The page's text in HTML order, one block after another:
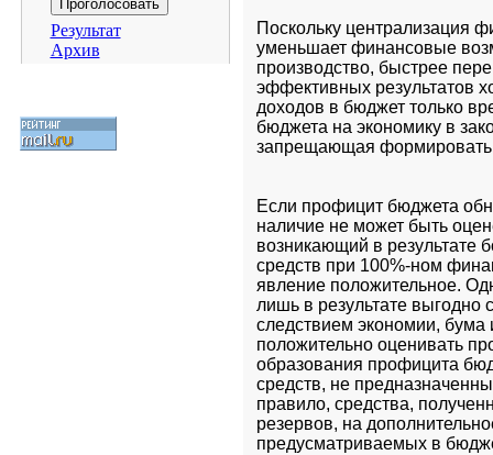
Результат
Архив
Поскольку централизация
уменьшает финансовые
производство, быстрее
эффективных результатов
доходов в бюджет только
бюджета на экономику в
Если профицит бюджета
наличие не может быть
возникающий в результате
средств при 100%-ном
явление положительное.
лишь в результате выгодно
следствием экономии,
положительно оценивать
образования профицита
средств, не
правило, средства,
резервов, на
предусматриваемых в